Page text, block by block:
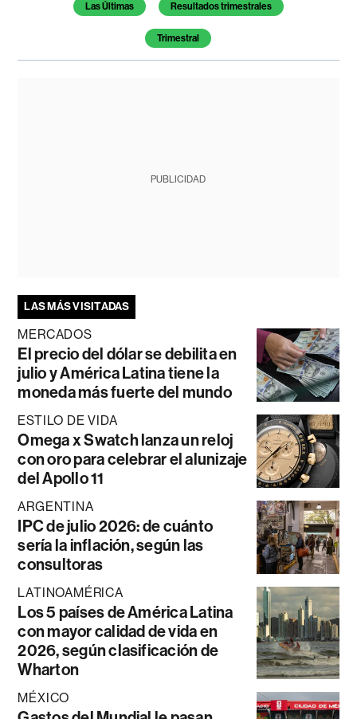
Las Últimas Resultados trimestrales
Trimestral
PUBLICIDAD
LAS MÁS VISITADAS
MERCADOS
El precio del dólar se debilita en
julio y América Latina tiene la
moneda más fuerte del mundo
ESTILO DE VIDA
Omega x Swatch lanza un reloj
con oro para celebrar el alunizaje
del Apollo 11
ARGENTINA
IPC de julio 2026: de cuánto
sería la inflación, según las
consultoras
LATINOAMÉRICA
Los 5 países de América Latina
con mayor calidad de vida en
2026, según clasificación de
Wharton
MÉXICO